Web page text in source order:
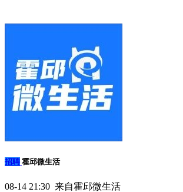
招聘 霍邱微生活
08-14 21:30 来自霍邱微生活